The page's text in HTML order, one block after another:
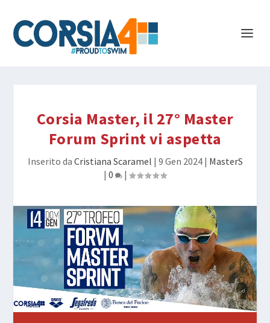
Corsia Master, il 27° Master
Forum Sprint vi aspetta
Inserito da Cristiana Scaramel | 9 Gen 2024| MasterS
| 0 |